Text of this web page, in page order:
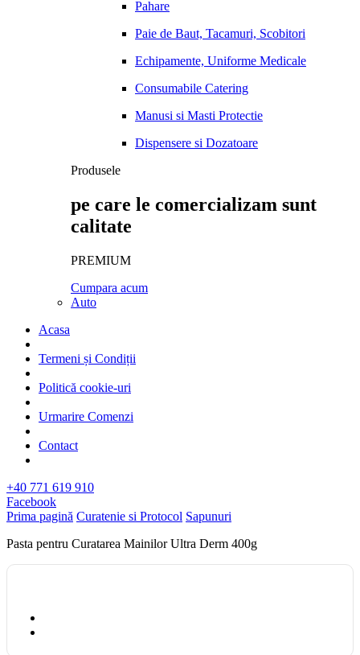
Pahare
Paie de Baut, Tacamuri, Scobitori
Echipamente, Uniforme Medicale
Consumabile Catering
Manusi si Masti Protectie
Dispensere si Dozatoare
Produsele
pe care le comercializam sunt
calitate
PREMIUM
Cumpara acum
Auto
Acasa
Termeni și Condiții
Politică cookie-uri
Urmarire Comenzi
Contact
+40 771 619 910
Facebook
Prima pagină Curatenie si Protocol Sapunuri
Pasta pentru Curatarea Mainilor Ultra Derm 400g